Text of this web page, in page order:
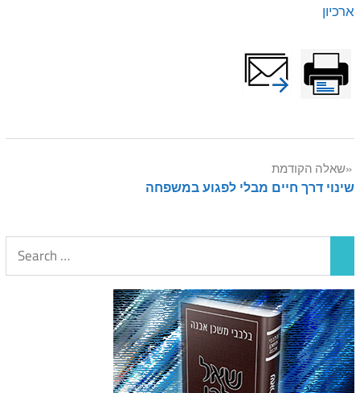
ארכיון
Post
navigation
שאלה הקודמת
שינוי דרך חיים מבלי לפגוע במשפחה